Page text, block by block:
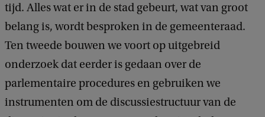
tijd. Alles wat er in de stad gebeurt, wat van groot
belang is, wordt besproken in de gemeenteraad.
Ten tweede bouwen we voort op uitgebreid
onderzoek dat eerder is gedaan over de
parlementaire procedures en gebruiken we
instrumenten om de discussiestructuur van de